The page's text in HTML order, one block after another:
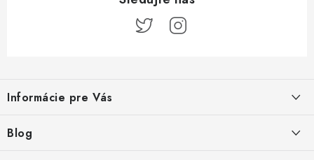
p
ä
Informácie pre Vás
Blog